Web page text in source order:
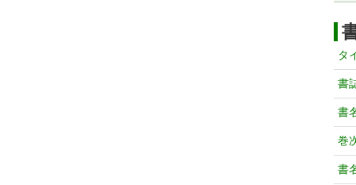
タ
書
書
巻
書